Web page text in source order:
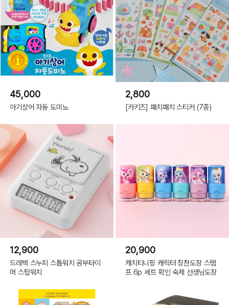
45,000
아기상어 자동 도미노
2,800
[카키즈] 패치패치 스티커 (7종)
12,900
드레텍 스누피 스톱워치 공부타이
머 스탑워치
20,900
캐치티니핑 캐릭터 칭찬도장 스탬
프 6p 세트 확인 숙제 선생님도장